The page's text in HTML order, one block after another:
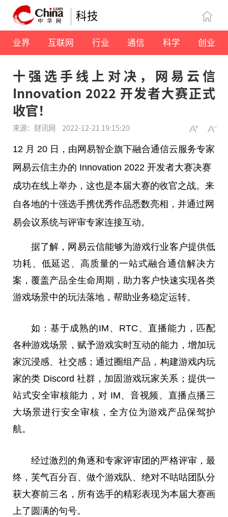
科技
业界 互联网 行业 通信 科学 创业
十强选手线上对决，网易云信
Innovation 2022 开发者大赛正式
收官！
来源：财讯网 2022-12-21 19:15:20
12 月 20 日，由网易智企旗下融合通信云服务专家
网易云信主办的 Innovation 2022 开发者大赛决赛
成功在线上举办，这也是本届大赛的收官之战。来
自各地的十强选手携优秀作品悉数亮相，并通过网
易会议系统与评审专家连接互动。
据了解，网易云信能够为游戏行业客户提供低
功耗、低延迟、高质量的一站式融合通信解决方
案，覆盖产品全生命周期，助力客户快速实现各类
游戏场景中的玩法落地，帮助业务稳定运转。
如：基于成熟的IM、RTC、直播能力，匹配
各种游戏场景，赋予游戏实时互动的能力，增加玩
家沉浸感、社交感；通过圈组产品，构建游戏内玩
家的类 Discord 社群，加固游戏玩家关系；提供一
站式安全审核能力，对 IM、音视频、直播点播三
大场景进行安全审核，全方位为游戏产品保驾护
航。
经过激烈的角逐和专家评审团的严格评审，最
终，芙气百分百、做个游戏队、绝对不咕咕团队分
获大赛前三名，所有选手的精彩表现为本届大赛画
上了圆满的句号。